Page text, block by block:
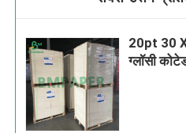
20pt 30 X
ग्लॉसी